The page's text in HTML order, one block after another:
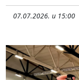
07.07.2026. u 15:00